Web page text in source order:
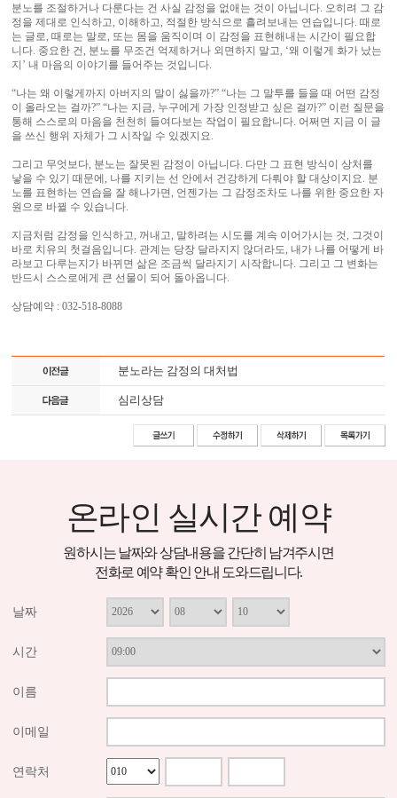
분노를 조절하거나 다룬다는 건 사실 감정을 없애는 것이 아닙니다. 오히려 그 감
정을 제대로 인식하고, 이해하고, 적절한 방식으로 흘려보내는 연습입니다. 때로
는 글로, 때로는 말로, 또는 몸을 움직이며 이 감정을 표현해내는 시간이 필요합
니다. 중요한 건, 분노를 무조건 억제하거나 외면하지 말고, ‘왜 이렇게 화가 났는
지’ 내 마음의 이야기를 들어주는 것입니다.
“나는 왜 이렇게까지 아버지의 말이 싫을까?” “나는 그 말투를 들을 때 어떤 감정
이 올라오는 걸까?” “나는 지금, 누구에게 가장 인정받고 싶은 걸까?” 이런 질문을
통해 스스로의 마음을 천천히 들여다보는 작업이 필요합니다. 어쩌면 지금 이 글
을 쓰신 행위 자체가 그 시작일 수 있겠지요.
그리고 무엇보다, 분노는 잘못된 감정이 아닙니다. 다만 그 표현 방식이 상처를
낳을 수 있기 때문에, 나를 지키는 선 안에서 건강하게 다뤄야 할 대상이지요. 분
노를 표현하는 연습을 잘 해나가면, 언젠가는 그 감정조차도 나를 위한 중요한 자
원으로 바뀔 수 있습니다.
지금처럼 감정을 인식하고, 꺼내고, 말하려는 시도를 계속 이어가시는 것, 그것이
바로 치유의 첫걸음입니다. 관계는 당장 달라지지 않더라도, 내가 나를 어떻게 바
라보고 다루는지가 바뀌면 삶은 조금씩 달라지기 시작합니다. 그리고 그 변화는
반드시 스스로에게 큰 선물이 되어 돌아옵니다.
상담예약 : 032-518-8088
분노라는 감정의 대처법
심리상담
온라인 실시간 예약
원하시는 날짜와 상담내용을 간단히 남겨주시면
전화로 예약 확인 안내 도와드립니다.
날짜
시간
이름
이메일
연락처